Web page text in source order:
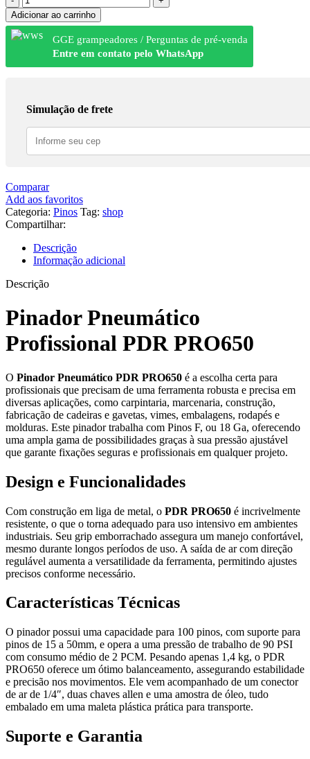
Adicionar ao carrinho
GGE grampeadores / Perguntas de pré-venda
Entre em contato pelo WhatsApp
Simulação de frete
Comparar
Add aos favoritos
Categoria: Pinos Tag: shop
Compartilhar:
Descrição
Informação adicional
Descrição
Pinador Pneumático
Profissional PDR PRO650
O Pinador Pneumático PDR PRO650 é a escolha certa para
profissionais que precisam de uma ferramenta robusta e precisa em
diversas aplicações, como carpintaria, marcenaria, construção,
fabricação de cadeiras e gavetas, vimes, embalagens, rodapés e
molduras. Este pinador trabalha com Pinos F, ou 18 Ga, oferecendo
uma ampla gama de possibilidades graças à sua pressão ajustável
que garante fixações seguras e profissionais em qualquer projeto.
Design e Funcionalidades
Com construção em liga de metal, o PDR PRO650 é incrivelmente
resistente, o que o torna adequado para uso intensivo em ambientes
industriais. Seu grip emborrachado assegura um manejo confortável,
mesmo durante longos períodos de uso. A saída de ar com direção
regulável aumenta a versatilidade da ferramenta, permitindo ajustes
precisos conforme necessário.
Características Técnicas
O pinador possui uma capacidade para 100 pinos, com suporte para
pinos de 15 a 50mm, e opera a uma pressão de trabalho de 90 PSI
com consumo médio de 2 PCM. Pesando apenas 1,4 kg, o PDR
PRO650 oferece um ótimo balanceamento, assegurando estabilidade
e precisão nos movimentos. Ele vem acompanhado de um conector
de ar de 1/4″, duas chaves allen e uma amostra de óleo, tudo
embalado em uma maleta plástica prática para transporte.
Suporte e Garantia